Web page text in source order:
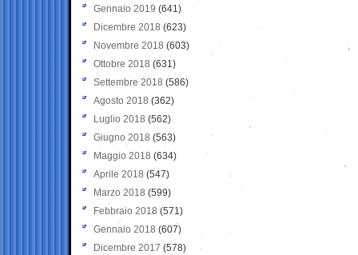
Gennaio 2019 (641)
Dicembre 2018 (623)
Novembre 2018 (603)
Ottobre 2018 (631)
Settembre 2018 (586)
Agosto 2018 (362)
Luglio 2018 (562)
Giugno 2018 (563)
Maggio 2018 (634)
Aprile 2018 (547)
Marzo 2018 (599)
Febbraio 2018 (571)
Gennaio 2018 (607)
Dicembre 2017 (578)